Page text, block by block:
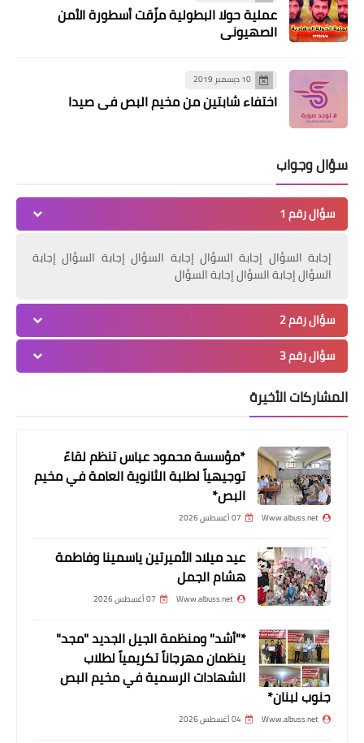
منوعات
أشد موجة حر للموسم متوقعة بدءًا من
الغد.. هذه تفاصيل الطقس
محطات
إرتفاع جديد في أسعار المحروقات
مقالات
إبراهيم النابلسي رفع الله قدره وأعلى
مقامه.. بقلم د. مصطفى يوسف اللداوي
عملية حولا البطولية مزّقت أسطورة الأمن
الصهيوني
10 ديسمبر 2019
اختفاء شابتين من مخيم البص في صيدا
سؤال وجواب
سؤال رقم 1
إجابة السؤال إجابة السؤال إجابة السؤال إجابة السؤال إجابة
السؤال إجابة السؤال إجابة السؤال
سؤال رقم 2
سؤال رقم 3
المشاركات الأخيرة
*مؤسسة محمود عباس تنظم لقاءً
توجيهياً لطلبة الثانوية العامة في مخيم
البص*
Www.albuss.net 07 أغسطس 2026
عيد ميلاد الأميرتين ياسمينا وفاطمة
هشام الجمل
Www.albuss.net 07 أغسطس 2026
*"أشد" ومنظمة الجيل الجديد "مجد"
ينظمان مهرجاناً تكريمياً لطلاب
الشهادات الرسمية في مخيم البص
جنوب لبنان*
Www.albuss.net 04 أغسطس 2026